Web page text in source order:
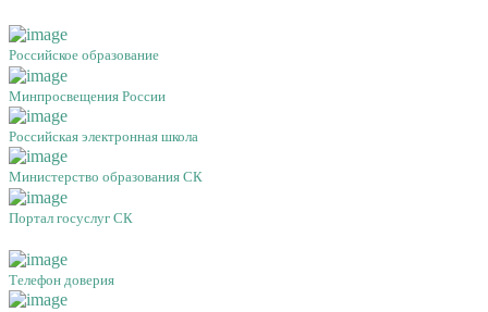
Российское образование
Минпросвещения России
Российская электронная школа
Министерство образования СК
Портал госуслуг СК
Телефон доверия